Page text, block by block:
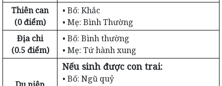
Thiên can
(0 điểm)
• Bố: Khắc
• Mẹ: Bình Thường
Địa chi
(0.5 điểm)
• Bố: Bình thường
• Mẹ: Tứ hành xung
Nếu sinh được con trai:
• Bố: Ngũ quỷ